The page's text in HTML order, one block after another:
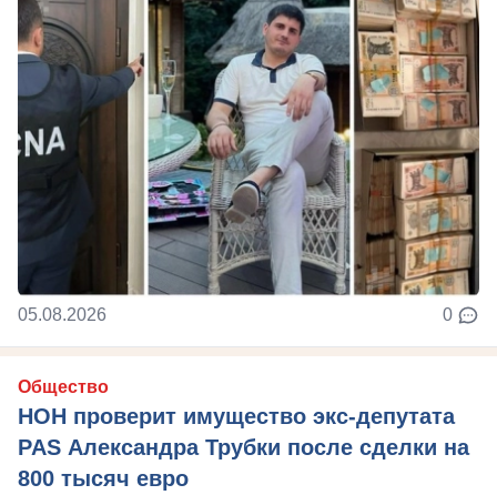
05.08.2026 0
Общество
НОН проверит имущество экс-депутата
PAS Александра Трубки после сделки на
800 тысяч евро